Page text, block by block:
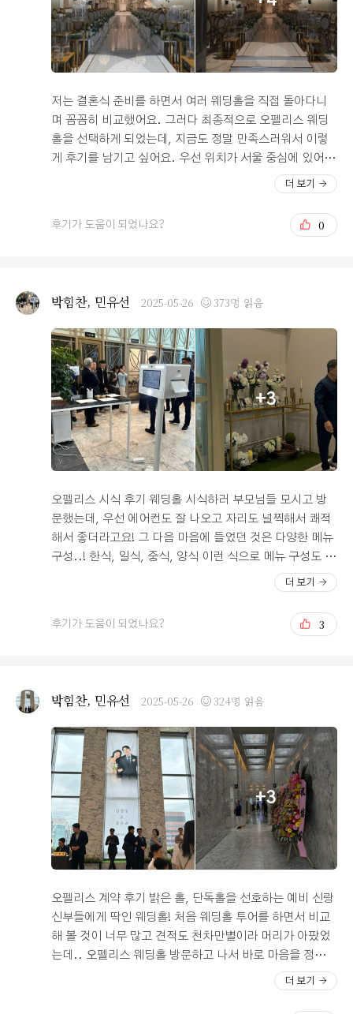
오펠리스는 깔끔한 음식, 다양한 한식, 멋진 전망까지 다
갖춘 곳이라 진심으로 추천드리고 싶어요!
저는 결혼식 준비를 하면서 여러 웨딩홀을 직접 돌아다니
며 꼼꼼히 비교했어요. 그러다 최종적으로 오펠리스 웨딩
홀을 선택하게 되었는데, 지금도 정말 만족스러워서 이렇
게 후기를 남기고 싶어요. 우선 위치가 서울 중심에 있어서
대중교통으로 오기에도 너무 좋고, 지방에서 올라오신 하
객분들도 길 찾기 어렵지 않아 편리했어요. 웨딩홀 내부는
모던하고 고급스러운 인테리어로 되어 있고, 층고가 높아
서 웅장하고 탁 트인 느낌이 들어 훨씬 더 예식이 특별하게
겹칠 일이 없어 하객들이 온전히 저희 결혼식에만 집중해
축하해주실 수 있을 것 같았어요. 사진도 조명이 좋아서 따
로 조명 걱정 없이 자연스럽게 잘 나왔고, 상담사님이 굉장
히 유쾌하고 세심하게 챙겨주셔서 준비 과정이 전혀 부담
스럽지 않고, 예산에 맞게 다양한 패키지로 조율할 수 있어
서 비용적인 부담도 적었어요. 결혼 준비 과정이 순조롭게
진행될 수 있었던 건 오펠리스 웨딩홀 덕분이라 해도 과언
이 아니에요. 저처럼 결혼 준비로 고민이 많으시다면 오펠
리스 웨딩홀을 자신 있게 추천드려요! 정말 후회 없는 선택
더 보기
후기가 도움이 되었나요? 0
박힘찬, 민유선 2025-05-26 373명 읽음
+3
오펠리스 시식 후기 웨딩홀 시식하러 부모님들 모시고 방
문했는데, 우선 에어컨도 잘 나오고 자리도 널찍해서 쾌적
해서 좋더라고요! 그 다음 마음에 들었던 것은 다양한 메뉴
구성..! 한식, 일식, 중식, 양식 이런 식으로 메뉴 구성도 다
양하고, 시리얼이나 과일, 케이크 같은 디저트 메뉴도 다양
하게 준비되어 있어서 만족스러웠어요. 연회장 2개를 두고
중간에 메뉴들이 준비되어 있기 때문에 동선상으로도 편리
할 것 같다는 생각이 들었습니다. 연회장에서는 곳곳에 대
남산뷰..! 대형 연회장 쪽에서 한쪽 측면이 전부 통유리로
되어 있는데 남산이 한 눈에 들어오고 뷰가 탁 트여있어서
아주 좋았어요. 뷰 맛집 오펠리스다웠습니다. ㅎㅎ 전반적
으로 연회장도 깔끔하고, 무엇보다 안내하고 도와주시는
직원분들이 다들 친절하셔서 기분 좋게 식사하고 왔습니다
추천합니다!
더 보기
후기가 도움이 되었나요? 3
박힘찬, 민유선 2025-05-26 324명 읽음
+3
오펠리스 계약 후기 밝은 홀, 단독홀을 선호하는 예비 신랑
신부들에게 딱인 웨딩홀! 처음 웨딩홀 투어를 하면서 비교
해 볼 것이 너무 많고 견적도 천차만별이라 머리가 아팠었
는데.. 오펠리스 웨딩홀 방문하고 나서 바로 마음을 정할
수 있었어요! 상담 실장님도 매우 친절하시고, 웨딩홀 전반
적으로 햇빛이 잘 들고 전망이 좋아서 탁 트여 보이는 게 마
더 보기